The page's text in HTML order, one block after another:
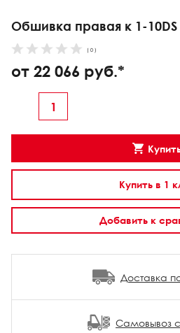
Обшивка правая к 1-10DS
( 0 )
от 22 066 руб.*
Купить в 1
Добавить к
Доставка
Самовывоз